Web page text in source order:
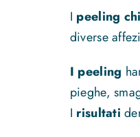
I peeling
diverse
I peeling
pieghe,
I risultati